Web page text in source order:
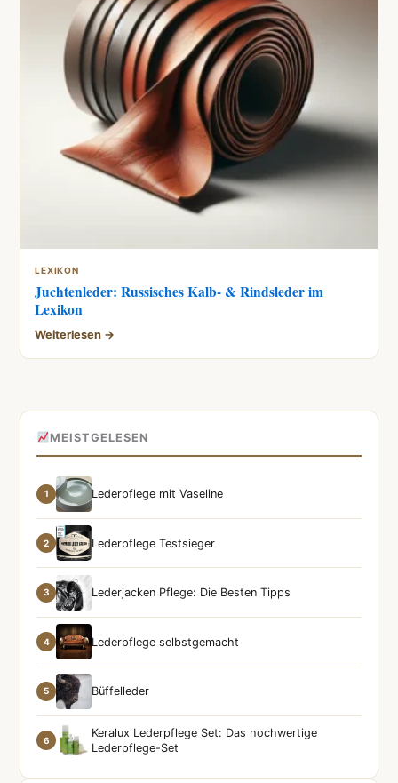
LEXIKON
Juchtenleder: Russisches Kalb- & Rindsleder im
Lexikon
Weiterlesen →
MEISTGELESEN
1 Lederpflege mit Vaseline
2 Lederpflege Testsieger
3 Lederjacken Pflege: Die Besten Tipps
4 Lederpflege selbstgemacht
5 Büffelleder
6
Keralux Lederpflege Set: Das hochwertige
Lederpflege-Set